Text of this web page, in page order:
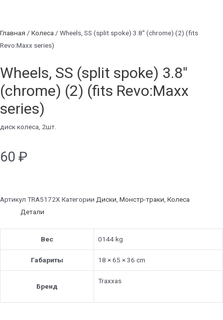
Главная / Колеса / Wheels, SS (split spoke) 3.8'' (chrome) (2) (fits
Revo:Maxx series)
Wheels, SS (split spoke) 3.8''
(chrome) (2) (fits Revo:Maxx
series)
диск колеса, 2шт.
60 ₽
Артикул TRA5172X Категории Диски, Монстр-траки, Колеса
Детали
Вес 0144 kg
Габариты 18 × 65 × 36 cm
Бренд
Traxxas